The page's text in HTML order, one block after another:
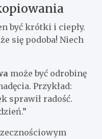
być krótki i ciepły.
się podoba! Niech
może być odrobinę
Przykład:
sprawił radość.